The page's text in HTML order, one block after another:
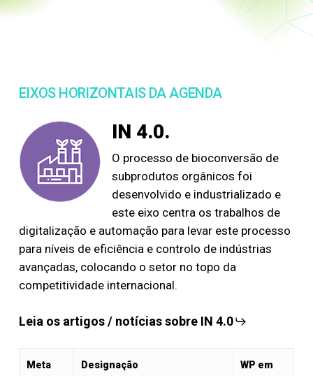
EIXOS HORIZONTAIS DA AGENDA
IN 4.0.
O processo de bioconversão de
subprodutos orgânicos foi
desenvolvido e industrializado e
este eixo centra os trabalhos de
digitalização e automação para levar este processo
para níveis de eficiência e controlo de indústrias
avançadas, colocando o setor no topo da
competitividade internacional.
Leia os artigos / notícias sobre IN 4.0
Meta Designação WP em